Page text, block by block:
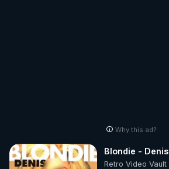
Why this ad?
Blondie - Denis
Retro Video Vault